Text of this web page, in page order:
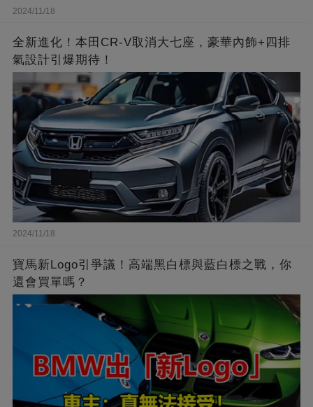
2024/11/18
全新進化！本田CR-V取消大七座，豪華內飾+四排
氣設計引爆期待！
2024/11/18
寶馬新Logo引爭議！高端黑白標與藍白標之戰，你
還會買單嗎？